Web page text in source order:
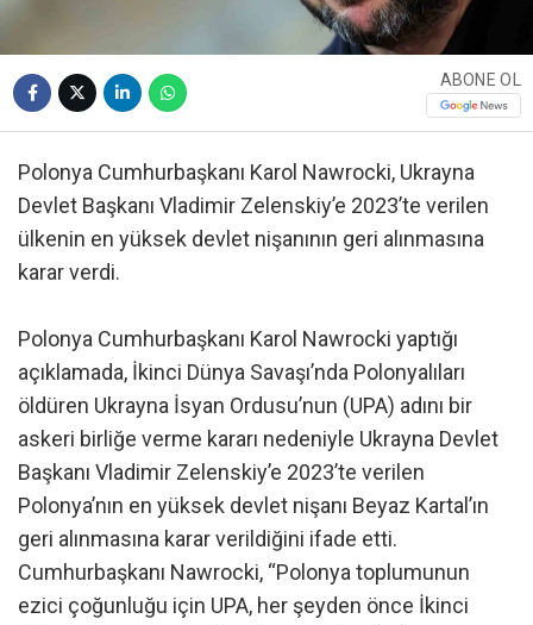
ABONE OL
Polonya Cumhurbaşkanı Karol Nawrocki, Ukrayna
Devlet Başkanı Vladimir Zelenskiy’e 2023’te verilen
ülkenin en yüksek devlet nişanının geri alınmasına
karar verdi.
Polonya Cumhurbaşkanı Karol Nawrocki yaptığı
açıklamada, İkinci Dünya Savaşı’nda Polonyalıları
öldüren Ukrayna İsyan Ordusu’nun (UPA) adını bir
askeri birliğe verme kararı nedeniyle Ukrayna Devlet
Başkanı Vladimir Zelenskiy’e 2023’te verilen
Polonya’nın en yüksek devlet nişanı Beyaz Kartal’ın
geri alınmasına karar verildiğini ifade etti.
Cumhurbaşkanı Nawrocki, “Polonya toplumunun
ezici çoğunluğu için UPA, her şeyden önce İkinci